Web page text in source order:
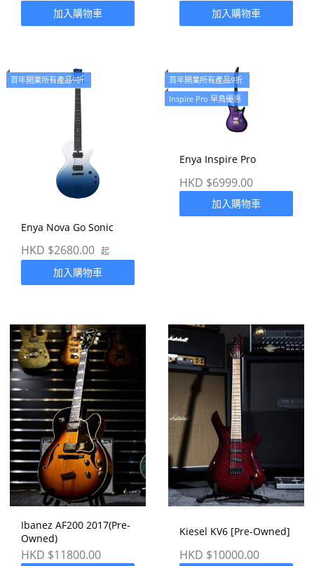
加入購物車 加入購物車
首年開業所有產品9折
Enya Nova Go Sonic
HKD $2680.00 起
加入購物車
首年開業所有產品9折
Inspire Pro 早鳥優惠
Enya Inspire Pro
HKD $6999.00
加入購物車
Ibanez AF200 2017(Pre-
Owned)
HKD $11800.00
Kiesel KV6 [Pre-Owned]
HKD $10000.00